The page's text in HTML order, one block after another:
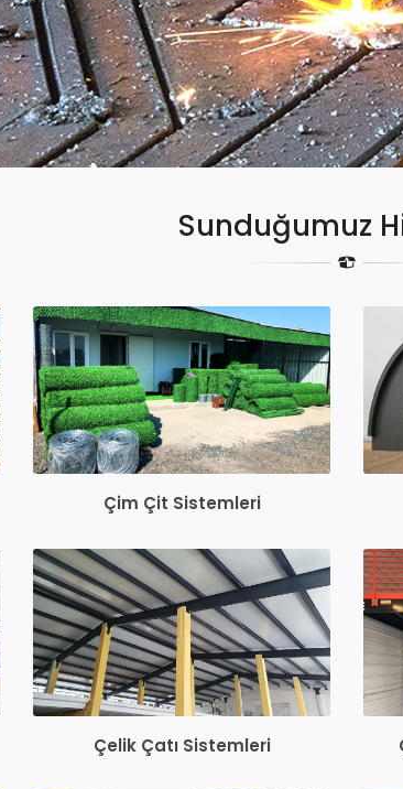
Sunduğumuz
Çim Çit Sistemleri
Çelik Çatı Sistemleri